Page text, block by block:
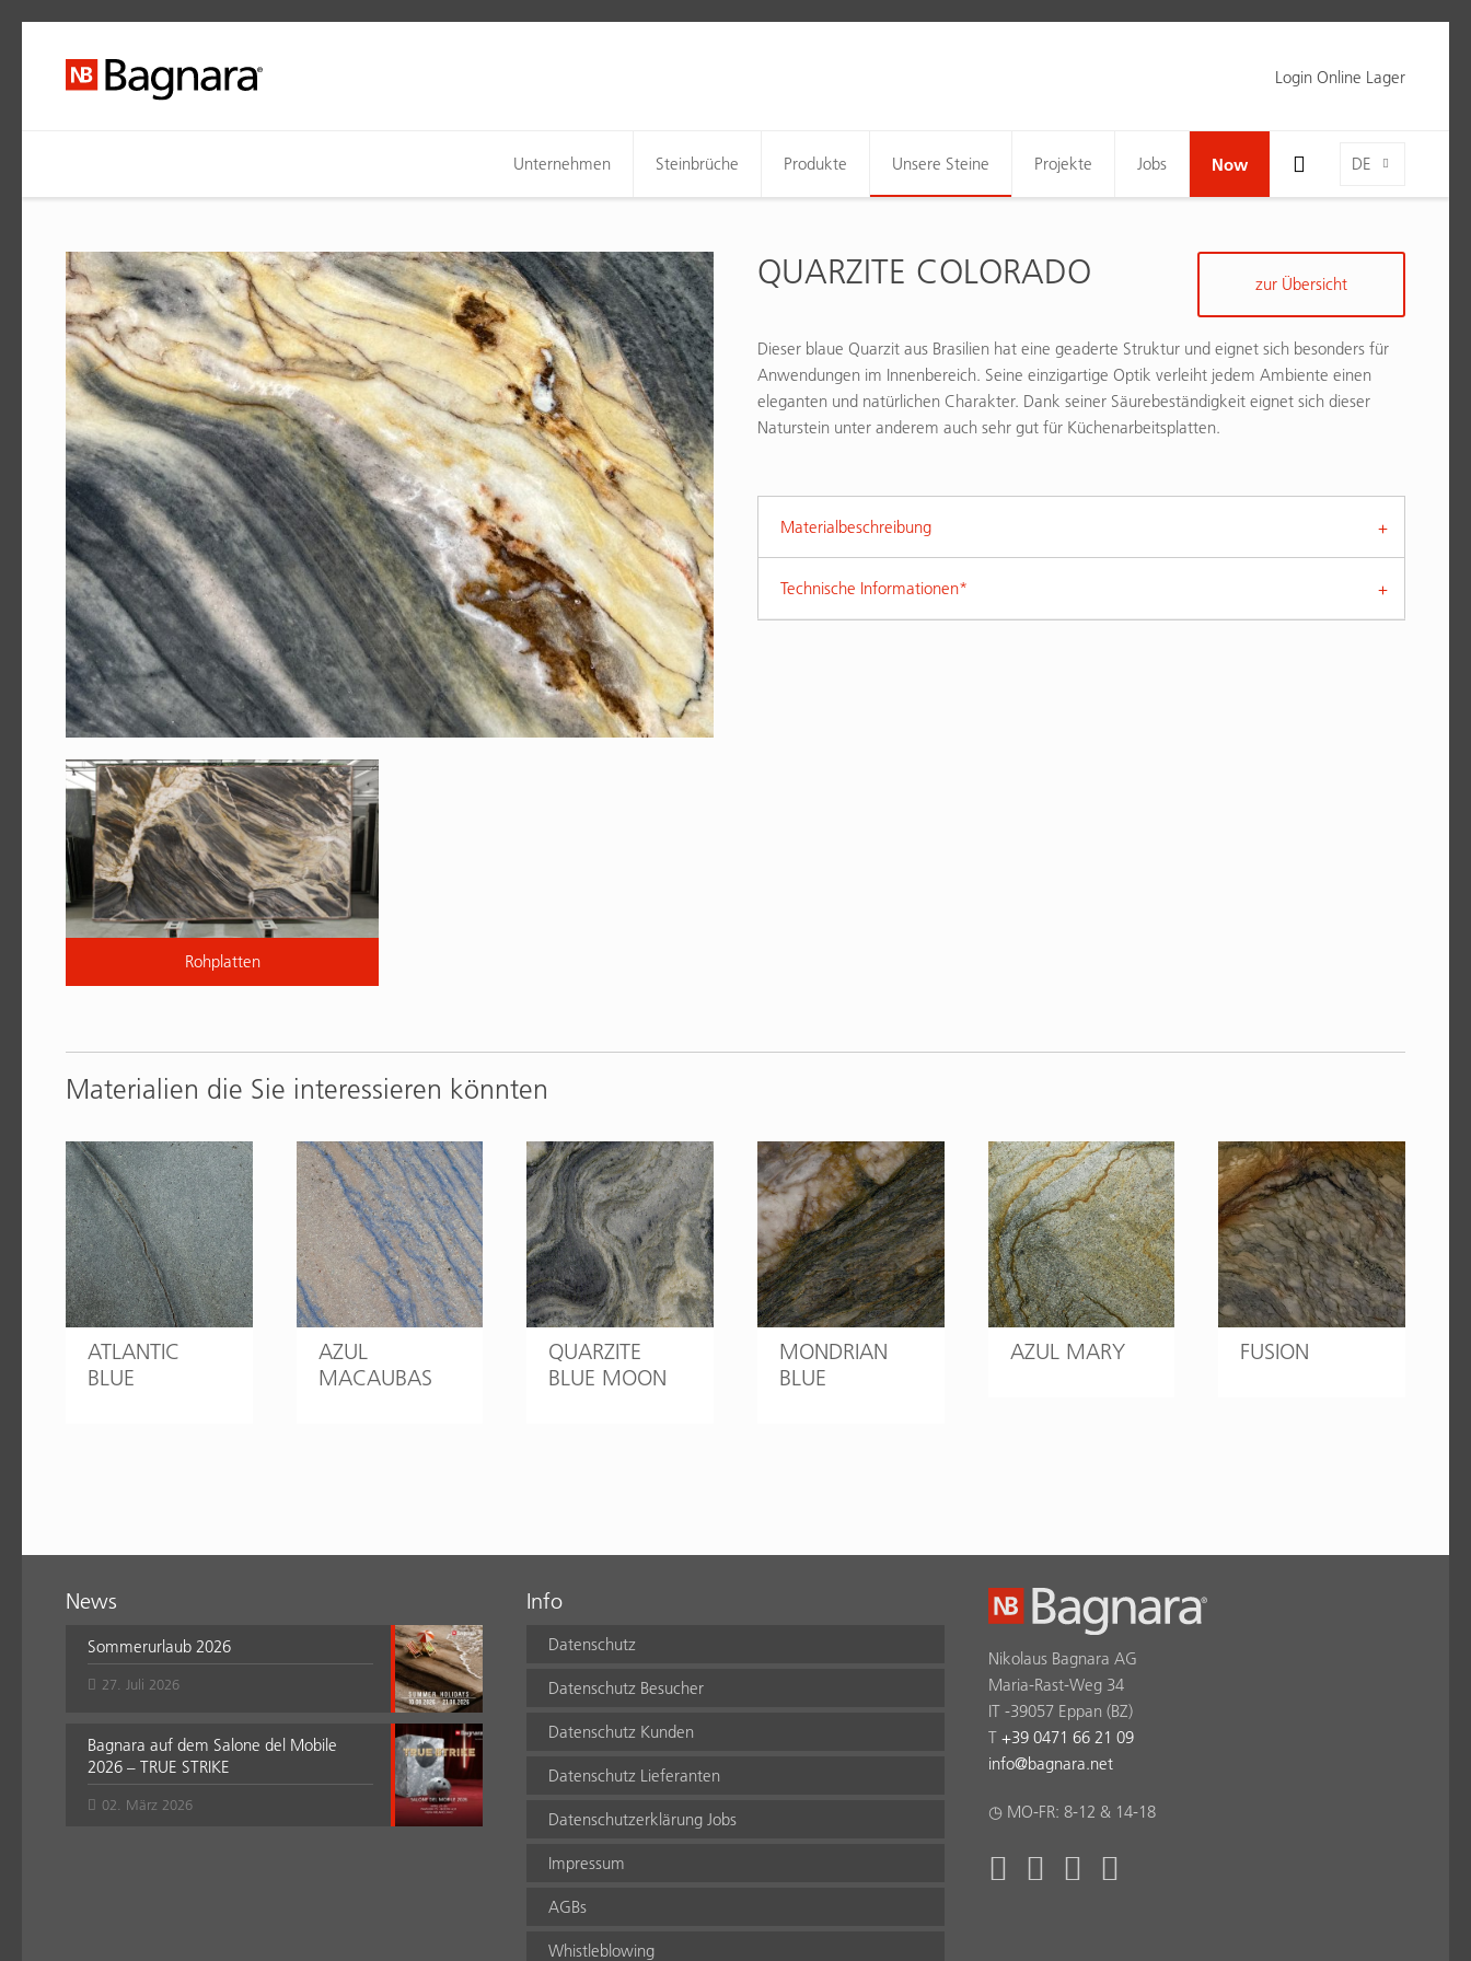
Login Online Lager
DE
Toggle Search Bar Visibility For Wide Screens
Unternehmen
Steinbrüche Produkte Unsere Steine Projekte Jobs Now
Rohplatten
QUARZITE COLORADO
Dieser blaue Quarzit aus Brasilien hat eine geaderte Struktur und eignet sich besonders für
Anwendungen im Innenbereich. Seine einzigartige Optik verleiht jedem Ambiente einen
eleganten und natürlichen Charakter. Dank seiner Säurebeständigkeit eignet sich dieser
Naturstein unter anderem auch sehr gut für Küchenarbeitsplatten.
zur Übersicht
Materialbeschreibung
Technische Informationen*
Materialien die Sie interessieren könnten
ATLANTIC
BLUE
AZUL
MACAUBAS
QUARZITE
BLUE MOON
MONDRIAN
BLUE
AZUL MARY FUSION
News
Sommerurlaub 2026
27. Juli 2026
Bagnara auf dem Salone del Mobile
2026 – TRUE STRIKE
02. März 2026
Info
Datenschutz
Datenschutz Besucher
Datenschutz Kunden
Datenschutz Lieferanten
Datenschutzerklärung Jobs
Impressum
AGBs
Whistleblowing
Nikolaus Bagnara AG
Maria-Rast-Weg 34
IT -39057 Eppan (BZ)
T +39 0471 66 21 09
info@bagnara.net
◷ MO-FR: 8-12 & 14-18